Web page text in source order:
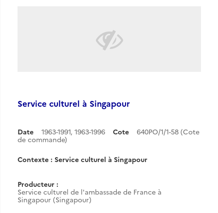
Service culturel à Singapour
Date 1963-1991, 1963-1996 Cote
640PO/1/1-58 (Cote
de commande)
Contexte : Service culturel à Singapour
Producteur :
Service culturel de l'ambassade de France à
Singapour (Singapour)